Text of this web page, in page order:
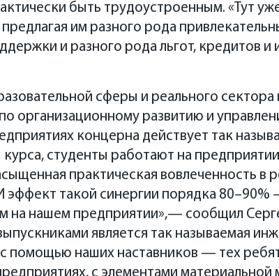
быть трудоустроенным. «Тут
им разного рода
и разного рода льгот, кредитов
сферы и реального сектора
организационному развитию и
концерна действует так
курса, студенты работают на
практическая вовлеченность
эффект такой синергии порядка
на нашем предприятии»,— сообщил
является так называемая
помощью наших наставников — тех
с элементами